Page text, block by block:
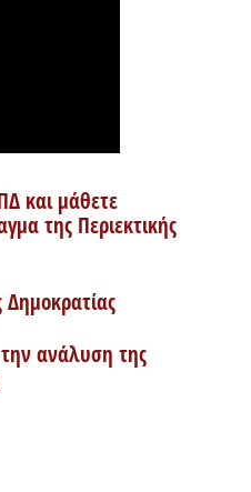
και μάθετε
της Περιεκτικής
Δημοκρατίας
ανάλυση της